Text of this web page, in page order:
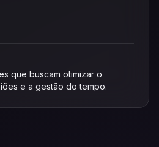
que buscam otimizar o
e a gestão do tempo.